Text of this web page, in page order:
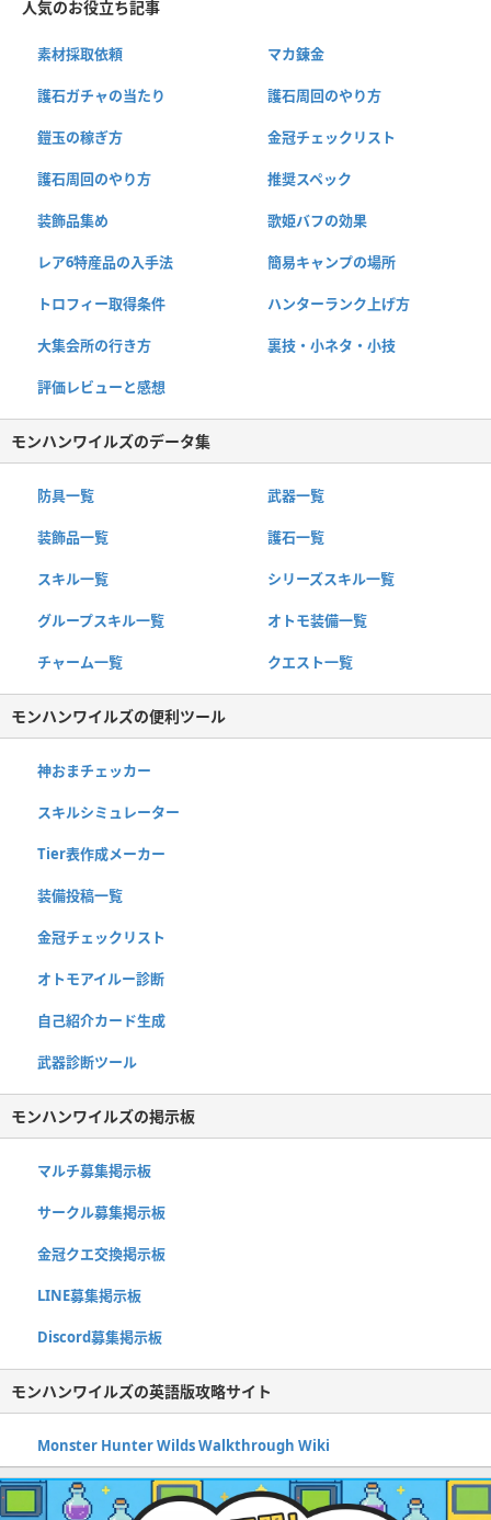
人気のお役立ち記事
素材採取依頼 マカ錬金
護石ガチャの当たり 護石周回のやり方
鎧玉の稼ぎ方 金冠チェックリスト
護石周回のやり方 推奨スペック
装飾品集め 歌姫バフの効果
レア6特産品の入手法 簡易キャンプの場所
トロフィー取得条件 ハンターランク上げ方
大集会所の行き方 裏技・小ネタ・小技
評価レビューと感想
モンハンワイルズのデータ集
防具一覧 武器一覧
装飾品一覧 護石一覧
スキル一覧 シリーズスキル一覧
グループスキル一覧 オトモ装備一覧
チャーム一覧 クエスト一覧
モンハンワイルズの便利ツール
神おまチェッカー
スキルシミュレーター
Tier表作成メーカー
装備投稿一覧
金冠チェックリスト
オトモアイルー診断
自己紹介カード生成
武器診断ツール
モンハンワイルズの掲示板
マルチ募集掲示板
サークル募集掲示板
金冠クエ交換掲示板
LINE募集掲示板
Discord募集掲示板
モンハンワイルズの英語版攻略サイト
Monster Hunter Wilds Walkthrough Wiki